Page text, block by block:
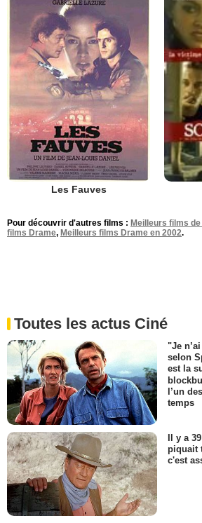
Les Fauves
Pour découvrir d'autres films : Meilleurs films
films Drame, Meilleurs films Drame en 2002.
Toutes les actus Ciné
"Je
selon
est la
l’un
temps
Il y a
piquait
c'est